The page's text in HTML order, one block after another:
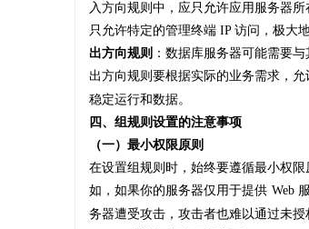
入方向规则中，应只允许应用服务器
只允许特定的管理终端 IP 访问，极大
出方向规则 ：数据库服务器可能需要
出方向规则要根据实际的业务需求，
稳定运行和数据。
四、组规则设置的注意事项
（一）最小权限原则
在设置组规则时，始终要遵循最小权
如，如果你的服务器仅用于提供 Web
务器遭受攻击，攻击者也难以通过未